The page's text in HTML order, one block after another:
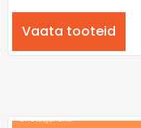
Vaata tooteid